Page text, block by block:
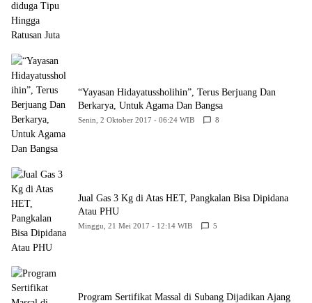
“Yayasan Hidayatussholihin”, Terus Berjuang Dan
Berkarya, Untuk Agama Dan Bangsa
Senin, 2 Oktober 2017 - 06:24 WIB 8
Jual Gas 3 Kg di Atas HET, Pangkalan Bisa Dipidana
Atau PHU
Minggu, 21 Mei 2017 - 12:14 WIB 5
Program Sertifikat Massal di Subang Dijadikan Ajang